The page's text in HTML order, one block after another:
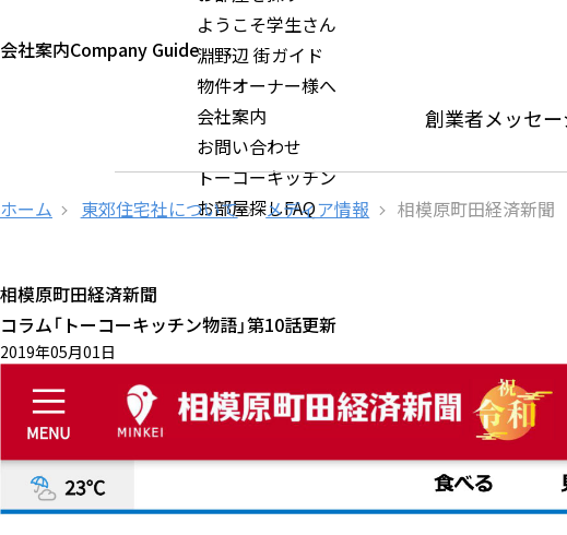
ようこそ学生さん
淵野辺 街ガイド
物件オーナー様へ
会社案内
お問い合わせ
トーコーキッチン
お部屋探しFAQ
会社案内Company Guide
創業者メッセー
ホーム 東郊住宅社について メディア情報 相模原町田経済新聞
相模原町田経済新聞
コラム「トーコーキッチン物語」第10話更新
2019年05月01日